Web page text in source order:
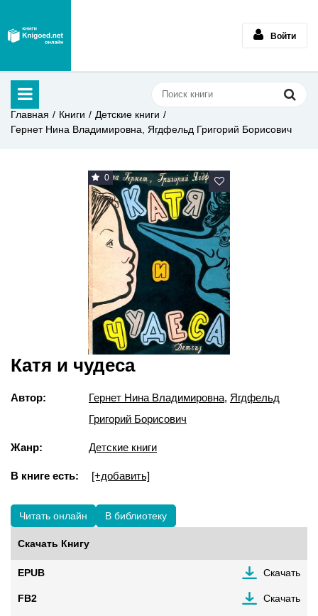
Войти
Главная Книги
Детские книги
Гернет Нина Владимировна, Ягдфельд Григорий Борисович
0
Катя и чудеса
Автор: Гернет Нина Владимировна, Ягдфельд
Григорий Борисович
Жанр: Детские книги
В книге есть: [+добавить]
Читать онлайн В библиотеку
Скачать Книгу
EPUB Скачать
FB2 Скачать